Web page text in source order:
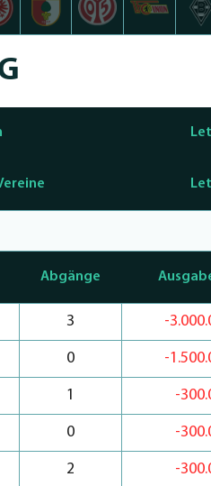
Abgänge
3 -
0 -
1 -
0 -
2 -